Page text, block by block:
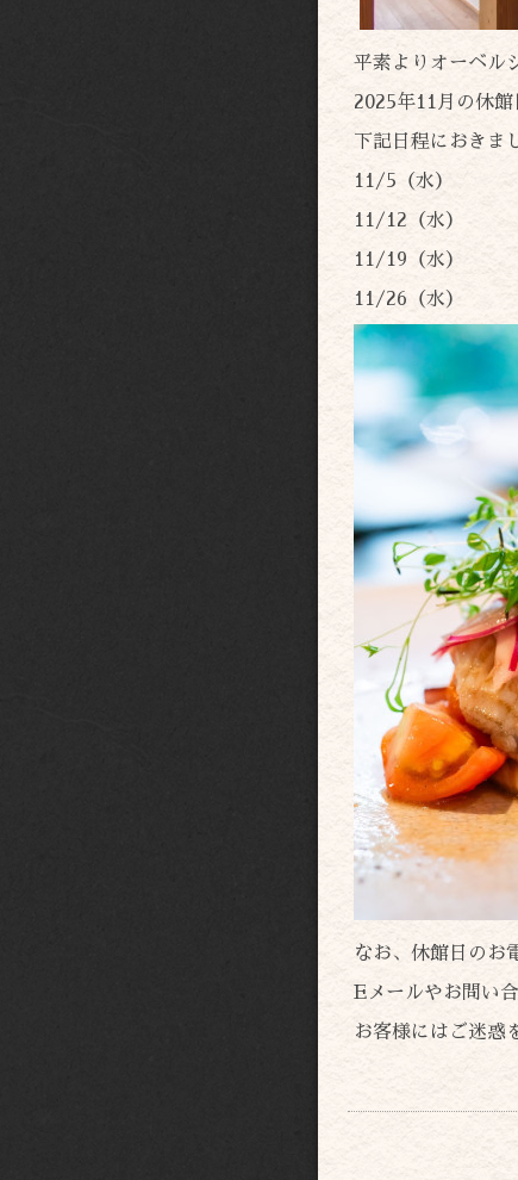
平素よりオーベル
2025年11月の休館
下記日程におきま
11/5（水）
11/12（水）
11/19（水）
11/26（水）
なお、休館日のお
Eメールやお問い
お客様にはご迷惑